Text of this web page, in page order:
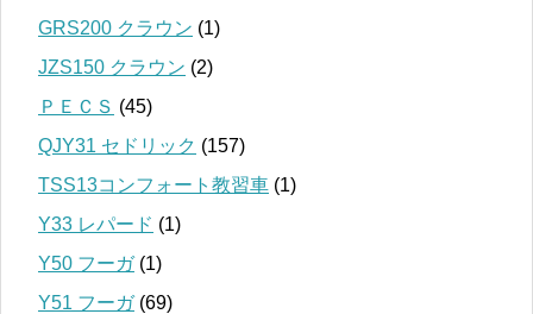
GRS200 クラウン (1)
JZS150 クラウン (2)
ＰＥＣＳ (45)
QJY31 セドリック (157)
TSS13コンフォート教習車 (1)
Y33 レパード (1)
Y50 フーガ(1)
Y51 フーガ(69)